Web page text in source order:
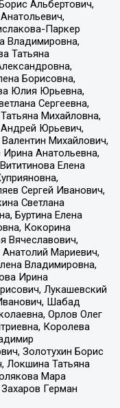
Альбертович,
Паркер
Владимировна,
Татьяна
Борисовна,
Юлия Юрьевна,
Сергеевна,
Михайловна,
Юрьевич,
Михайлович,
Анатольевна,
Елена
Сергей Иванович,
Светлана
Буртина Елена
Кокорина
Вячеславович,
Мариевич,
Владимировна,
Ирина
Лукашевский
Шабад
Орлов Олег
Королева
Золотухин Борис
Локшина Татьяна
Мара
Герман